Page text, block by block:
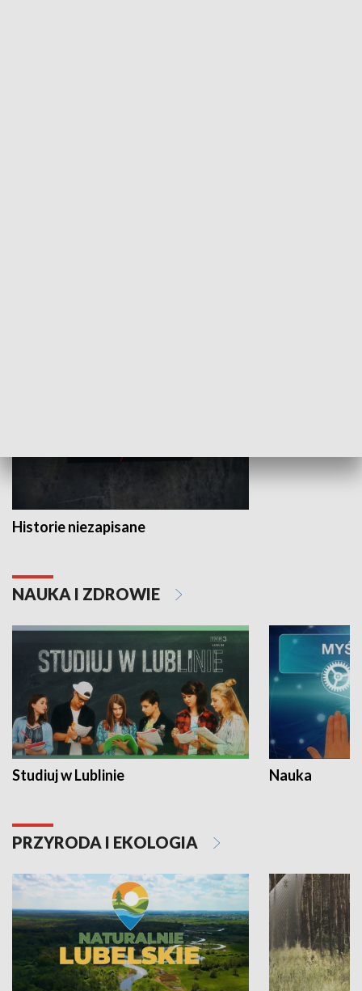
Historie niezapisane
NAUKA I ZDROWIE
Studiuj w Lublinie Nauka
PRZYRODA I EKOLOGIA